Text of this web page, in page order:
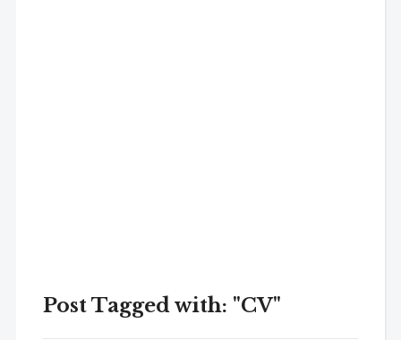
Post Tagged with: "CV"